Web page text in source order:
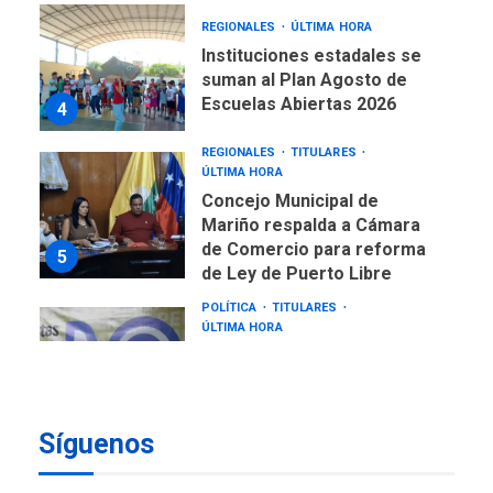
4
REGIONALES ÚLTIMA HORA
Instituciones estadales se
suman al Plan Agosto de
Escuelas Abiertas 2026
5
REGIONALES
TITULARES
ÚLTIMA HORA
Concejo Municipal de
Mariño respalda a Cámara
de Comercio para reforma
de Ley de Puerto Libre
POLÍTICA
TITULARES
ÚLTIMA HORA
Síguenos